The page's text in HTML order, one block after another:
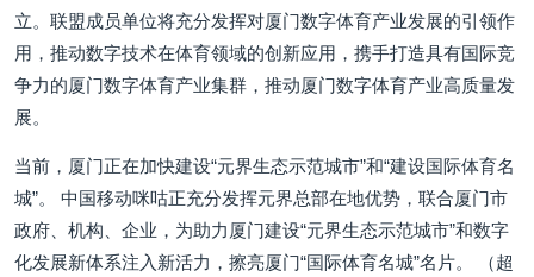
立。联盟成员单位将充分发挥对厦门数字体育产业发展的引领作
用，推动数字技术在体育领域的创新应用，携手打造具有国际竞
争力的厦门数字体育产业集群，推动厦门数字体育产业高质量发
展。
当前，厦门正在加快建设“元界生态示范城市”和“建设国际体育名
城”。 中国移动咪咕正充分发挥元界总部在地优势，联合厦门市
政府、机构、企业，为助力厦门建设“元界生态示范城市”和数字
化发展新体系注入新活力，擦亮厦门“国际体育名城”名片。 （超